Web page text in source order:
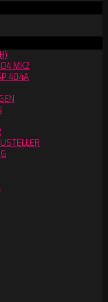
MK2
404A